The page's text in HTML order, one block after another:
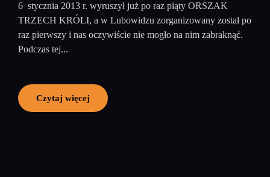
6 stycznia 2013 r. wyruszył już po raz piąty ORSZAK
TRZECH KRÓLI, a w Lubowidzu zorganizowany został po
raz pierwszy i nas oczywiście nie mogło na nim zabraknąć.
Podczas tej...
Czytaj więcej